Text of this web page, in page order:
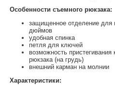
Особенности съемного рюкзака:
защищенное отделение для
дюймов
удобная спинка
петля для ключей
возможность
рюкзака (на грудь)
внешний карман на молнии
Характеристики: